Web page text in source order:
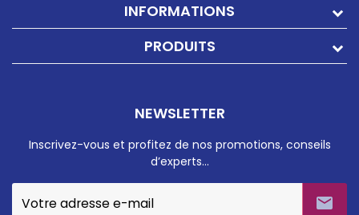
INFORMATIONS
PRODUITS
NEWSLETTER
Inscrivez-vous et profitez de nos promotions, conseils
d’experts…
